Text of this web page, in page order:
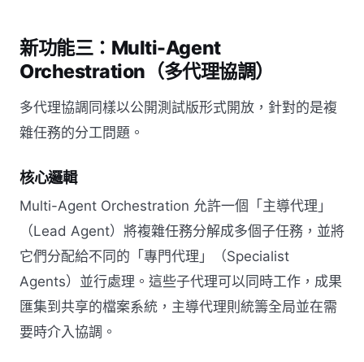
新功能三：Multi-Agent
Orchestration（多代理協調）
多代理協調同樣以公開測試版形式開放，針對的是複
雜任務的分工問題。
核心邏輯
Multi-Agent Orchestration 允許一個「主導代理」
（Lead Agent）將複雜任務分解成多個子任務，並將
它們分配給不同的「專門代理」（Specialist
Agents）並行處理。這些子代理可以同時工作，成果
匯集到共享的檔案系統，主導代理則統籌全局並在需
要時介入協調。